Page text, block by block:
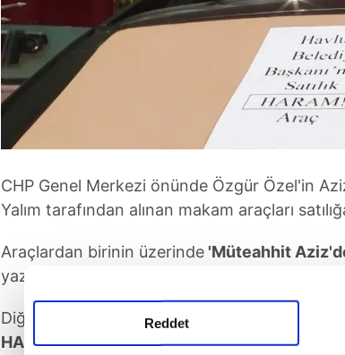
Reddet
CHP Genel Merkezi önünde Özgür Özel'in
Yalım tarafından alınan makam araçları
Araçlardan birinin üzerinde 'Müteahhit
yazıldığı ve plaka kısmında Aziz İhsan Aktaş
Diğer Vito marka araçta ise
HARAM araç"yazısı yer alırken, plaka